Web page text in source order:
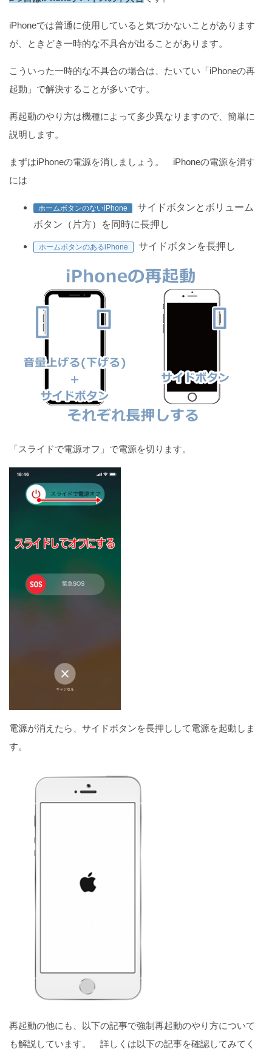
iPhoneでは普通に使用していると気づかないことがあります
が、ときどき一時的な不具合が出ることがあります。
こういった一時的な不具合の場合は、たいてい「iPhoneの再
起動」で解決することが多いです。
再起動のやり方は機種によって多少異なりますので、簡単に
説明します。
まずはiPhoneの電源を消しましょう。 iPhoneの電源を消す
には
ホームボタンのないiPhone
サイドボタンとボリューム
ボタン（片方）を同時に長押し
ホームボタンのあるiPhone サイドボタンを長押し
「スライドで電源オフ」で電源を切ります。
電源が消えたら、サイドボタンを長押しして電源を起動しま
す。
再起動の他にも、以下の記事で強制再起動のやり方について
も解説しています。 詳しくは以下の記事を確認してみてく